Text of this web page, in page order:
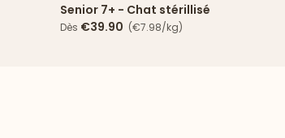
Senior 7+ - Chat stérillisé
Dès €39.90 (€7.98/kg)